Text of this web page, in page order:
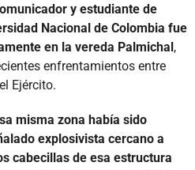
y estudiante de
Nacional de Colombia fue
en la vereda Palmichal,
enfrentamientos entre
Ejército.
misma zona había sido
explosivista cercano a
cabecillas de esa estructura